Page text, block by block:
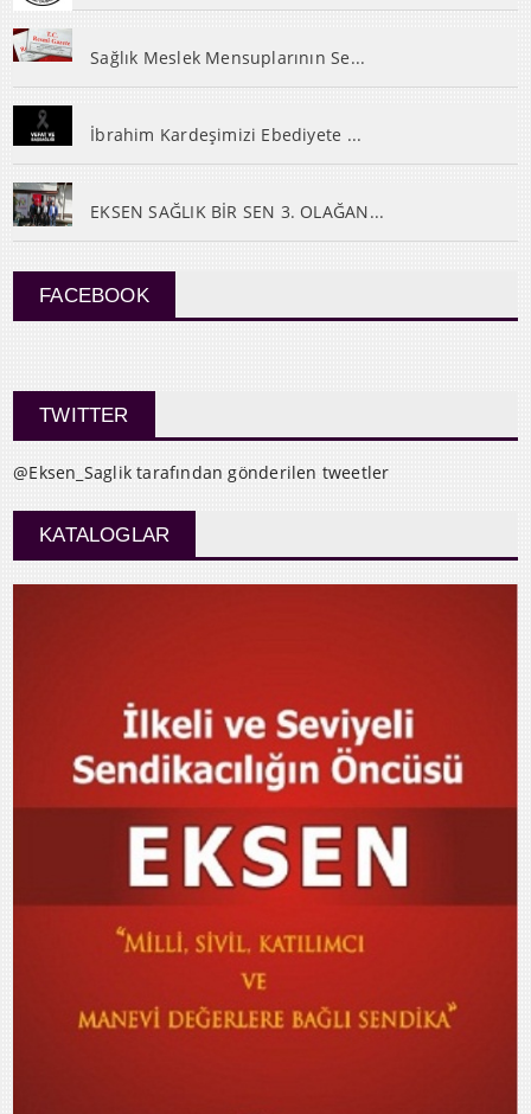
Sağlık Meslek Mensuplarının Se...
İbrahim Kardeşimizi Ebediyete ...
EKSEN SAĞLIK BİR SEN 3. OLAĞAN...
FACEBOOK
TWITTER
@Eksen_Saglik tarafından gönderilen tweetler
KATALOGLAR